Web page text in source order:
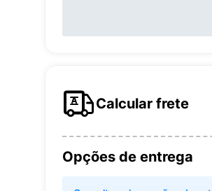
Calcular frete
Opções de entrega